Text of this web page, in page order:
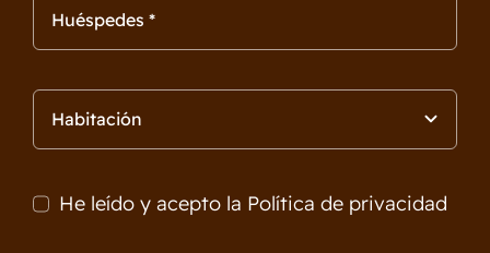
He leído y acepto la Política de privacidad